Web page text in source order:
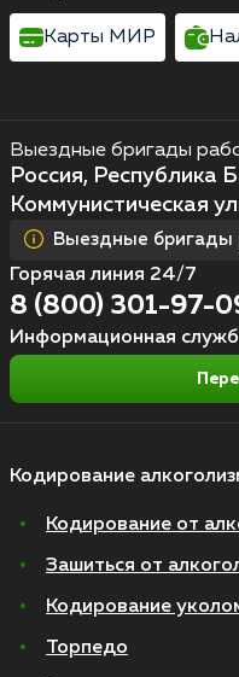
Кодирование
Кодирование от
Зашиться от
Кодирование
Торпедо
Выездные бригады
Россия, Республика
Коммунистическая
Выездные бригады
Горячая линия 24/7
8 (800) 301-97-
Информационная
Карты МИР